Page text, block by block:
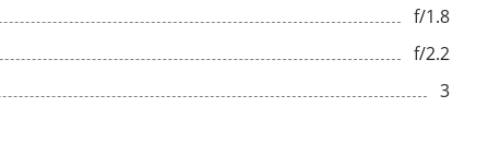
f/1.8
f/2.2
3